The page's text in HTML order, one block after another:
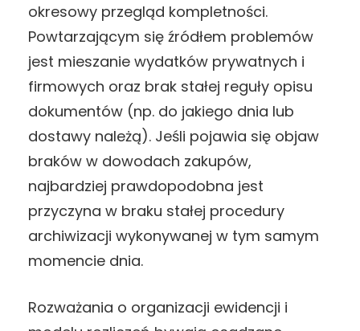
okresowy przegląd kompletności.
Powtarzającym się źródłem problemów
jest mieszanie wydatków prywatnych i
firmowych oraz brak stałej reguły opisu
dokumentów (np. do jakiego dnia lub
dostawy należą). Jeśli pojawia się objaw
braków w dowodach zakupów,
najbardziej prawdopodobna jest
przyczyna w braku stałej procedury
archiwizacji wykonywanej w tym samym
momencie dnia.
Rozważania o organizacji ewidencji i